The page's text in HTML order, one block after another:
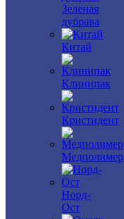
Зеленая
дубрава
Китай
Клинипак
Кристидент
Медполимер
Норд-
Ост